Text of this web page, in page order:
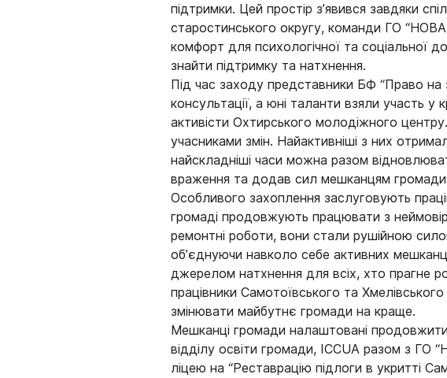
підтримки. Цей простір з’явився завдяки
старостинського округу, команди ГО
комфорт для психологічної та
знайти підтримку та натхнення.
Під час заходу представники БФ “Право на
консультації, а юні таланти взяли участь
активісти Охтирського молодіжного
учасниками змін. Найактивніші з них
найскладніші часи можна разом
враження та додав сил мешканцям
Особливого захоплення заслуговують
громаді продовжують працювати з
ремонтні роботи, вони стали рушійною
об’єднуючи навколо себе активних
джерелом натхнення для всіх, хто прагне
працівники Самотоївського та
змінювати майбутнє громади на краще.
Мешканці громади налаштовані
відділу освіти громади, ICCUA разом з ГО
ліцею на “Реставрацію підлоги в укритті